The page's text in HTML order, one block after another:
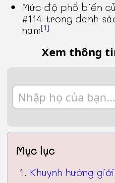
Mức độ phổ biến
#114 trong danh
nam[1]
Xem thông
Mục lục
Khuynh hướng